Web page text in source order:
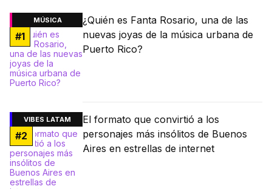
MÚSICA
#1
¿Quién es Fanta Rosario, una de las
nuevas joyas de la música urbana de
Puerto Rico?
VIBES LATAM
#2
El formato que convirtió a los
personajes más insólitos de Buenos
Aires en estrellas de internet